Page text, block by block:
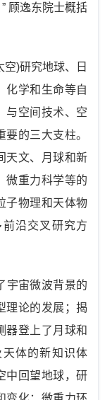
顾逸东院士概括
)研究地球、日
化学和生命等自
与空间技术、空
的三大支柱。
天文、月球和新
微重力科学等的
子物理和天体物
沿交叉研究方
宇宙微波背景的
理论的发展；揭
器登上了月球和
体的新知识体
中回望地球，研